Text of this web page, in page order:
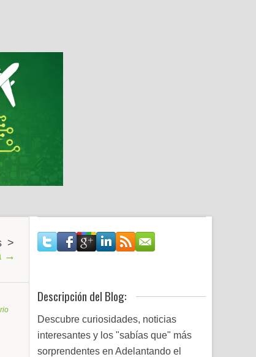
→
Descripción del Blog:
Descubre curiosidades, noticias
interesantes y los "sabías que" más
sorprendentes en Adelantando el